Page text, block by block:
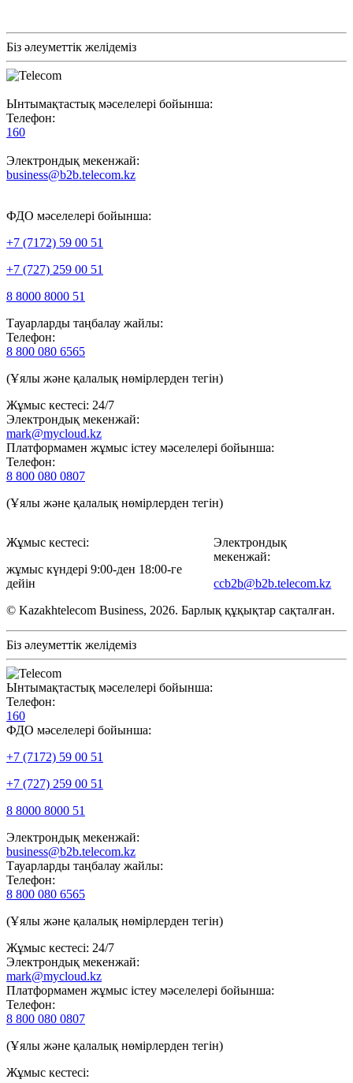
Біз әлеуметтік желідеміз
Ынтымақтастық мәселелері бойынша:
Телефон:
160
Электрондық мекенжай:
business@b2b.telecom.kz
ФДО мәселелері бойынша:
+7 (7172) 59 00 51
+7 (727) 259 00 51
8 8000 8000 51
Тауарларды таңбалау жайлы:
Телефон:
8 800 080 6565
(Ұялы және қалалық нөмірлерден тегін)
Жұмыс кестесі: 24/7
Электрондық мекенжай:
mark@mycloud.kz
Платформамен жұмыс істеу мәселелері бойынша:
Телефон:
8 800 080 0807
(Ұялы және қалалық нөмірлерден тегін)
Жұмыс кестесі:
жұмыс күндері 9:00-ден 18:00-ге
дейін
Электрондық
мекенжай:
ccb2b@b2b.telecom.kz
© Kazakhtelecom Business, 2026. Барлық құқықтар сақталған.
Біз әлеуметтік желідеміз
Ынтымақтастық мәселелері бойынша:
Телефон:
160
ФДО мәселелері бойынша:
+7 (7172) 59 00 51
+7 (727) 259 00 51
8 8000 8000 51
Электрондық мекенжай:
business@b2b.telecom.kz
Тауарларды таңбалау жайлы:
Телефон:
8 800 080 6565
(Ұялы және қалалық нөмірлерден тегін)
Жұмыс кестесі: 24/7
Электрондық мекенжай:
mark@mycloud.kz
Платформамен жұмыс істеу мәселелері бойынша:
Телефон:
8 800 080 0807
(Ұялы және қалалық нөмірлерден тегін)
Жұмыс кестесі: